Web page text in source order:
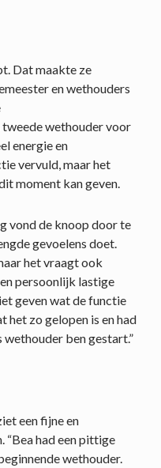
Dat maakte ze
en wethouders
wethouder voor
energie en
vervuld, maar het
moment kan geven.
vond de knoop door te
gevoelens doet.
het vraagt ook
persoonlijk lastige
geven wat de functie
het zo gelopen is en had
ben gestart.”
een fijne en
“Bea had een pittige
wethouder.